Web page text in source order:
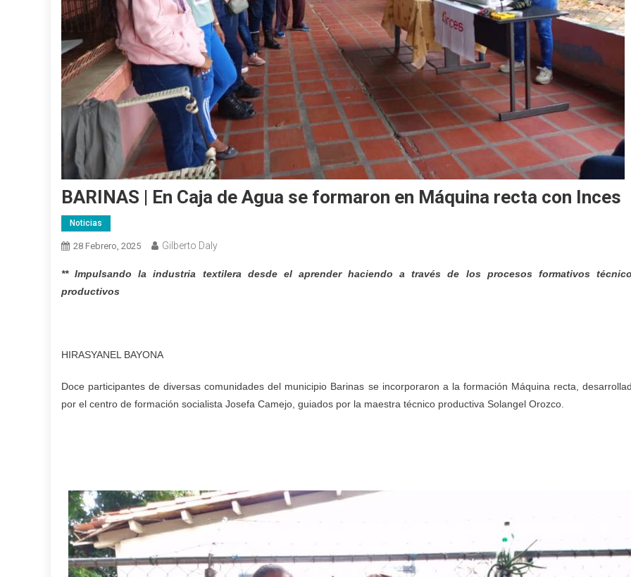
BARINAS | En Caja de Agua se formaron en Máquina recta con Inces
Noticias
28 Febrero, 2025 Gilberto Daly
** Impulsando la industria textilera desde el aprender haciendo a través de los procesos formativos
productivos
HIRASYANEL BAYONA
Doce participantes de diversas comunidades del municipio Barinas se incorporaron a la formación Máquina recta,
por el centro de formación socialista Josefa Camejo, guiados por la maestra técnico productiva Solangel Orozco.